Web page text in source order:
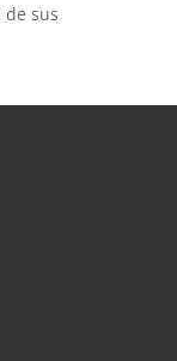
de sus